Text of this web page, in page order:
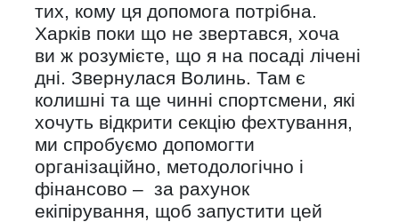
тих, кому ця допомога потрібна.
Харків поки що не звертався, хоча
ви ж розумієте, що я на посаді лічені
дні. Звернулася Волинь. Там є
колишні та ще чинні спортсмени, які
хочуть відкрити секцію фехтування,
ми спробуємо допомогти
організаційно, методологічно і
фінансово – за рахунок
екіпірування, щоб запустити цей